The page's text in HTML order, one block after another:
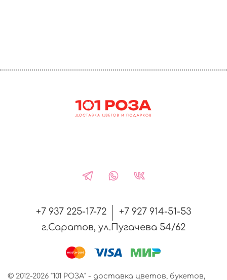
+7 937 225-17-72
+7 927 914-51-53
г.Саратов, ул.Пугачева 54/62
© 2012-2026 "101 РОЗА" - доставка цветов, букетов,